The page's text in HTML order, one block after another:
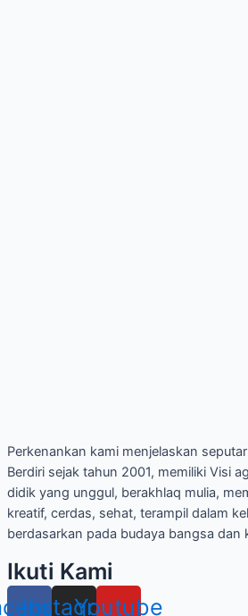
Perkenankan kami menjelaskan seputar
Berdiri sejak tahun 2001, memiliki Visi
didik yang unggul, berakhlaq mulia,
kreatif, cerdas, sehat, terampil dalam
berdasarkan pada budaya bangsa dan
Ikuti Kami
Instagram
Youtube